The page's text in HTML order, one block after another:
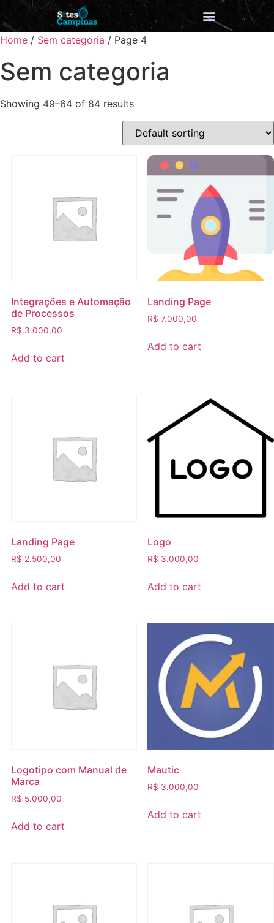
Home / Sem categoria / Page 4
Sem categoria
Showing 49–64 of 84 results
Integrações e Automação
de Processos
R$ 3.000,00
Add to cart
Landing Page
R$ 7.000,00
Add to cart
Landing Page
R$ 2.500,00
Add to cart
Logo
R$ 3.000,00
Add to cart
Logotipo com Manual de
Marca
R$ 5.000,00
Add to cart
Mautic
R$ 3.000,00
Add to cart